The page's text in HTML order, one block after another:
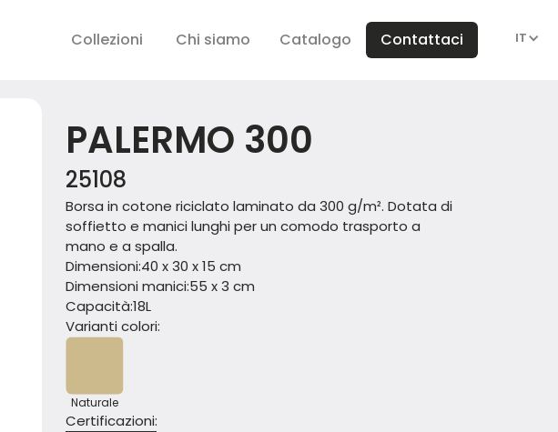
Collezioni Chi siamo Catalogo Contattaci IT
PALERMO 300
25108
Borsa in cotone riciclato laminato da 300 g/m². Dotata di
soffietto e manici lunghi per un comodo trasporto a
mano e a spalla.
Dimensioni:40 x 30 x 15 cm
Dimensioni manici:55 x 3 cm
Capacità:18L
Varianti colori:
Naturale
Certificazioni: